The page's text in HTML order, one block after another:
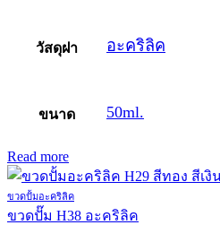
วัสดุฝา อะคริลิค
ขนาด 50ml.
Read more
ขวดปั้มอะคริลิค
ขวดปั๊ม H38 อะคริลิค